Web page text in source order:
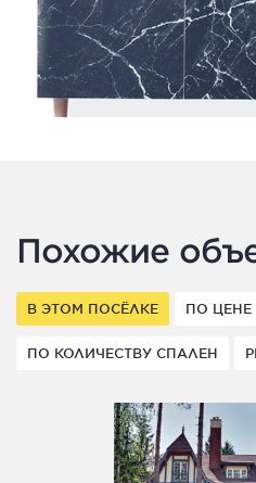
Похожие
В ЭТОМ ПОСЁЛКЕ ПО ЦЕНЕ
ПО КОЛИЧЕСТВУ СПАЛЕН